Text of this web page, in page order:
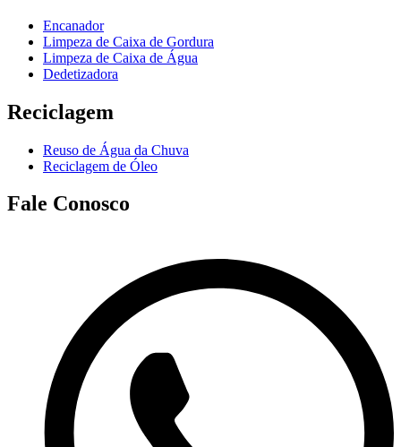
Encanador
Limpeza de Caixa de Gordura
Limpeza de Caixa de Água
Dedetizadora
Reciclagem
Reuso de Água da Chuva
Reciclagem de Óleo
Fale Conosco